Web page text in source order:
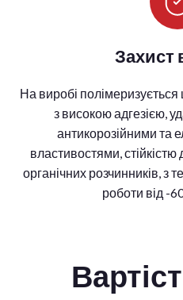
Захист
На виробі
з високою адгезією,
антикорозійними та
властивостями, стійкістю
органічних розчинників, з
роботи від -